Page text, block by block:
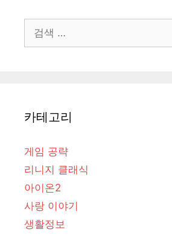
색:
카테고리
게임 공략
리니지 클래식
아이온2
사랑 이야기
생활정보